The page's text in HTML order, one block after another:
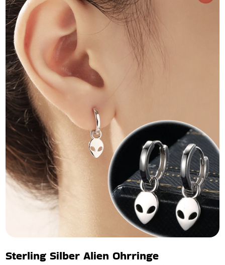
Sterling Silber Alien Ohrringe